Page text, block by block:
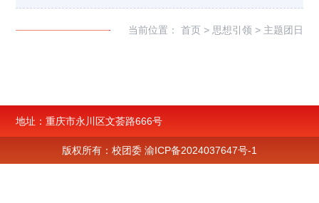
当前位置： 首页 > 思想引领 > 主题团日
地址：重庆市永川区文荟路666号
版权所有：校团委 渝ICP备2024037647号-1